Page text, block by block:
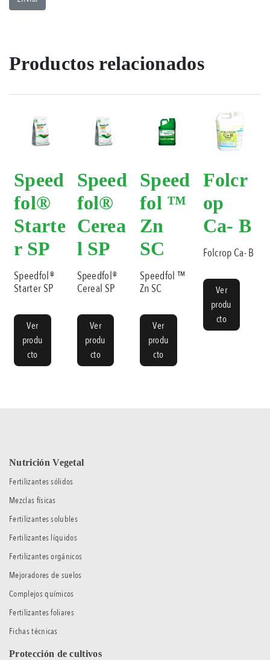
Productos relacionados
Speed
fol®
Starte
r SP
Speedfol®
Starter SP
Ver
produ
cto
Speed
fol®
Cerea
l SP
Speedfol®
Cereal SP
Ver
produ
cto
Speed
fol ™
Zn
SC
Speedfol ™
Zn SC
Ver
produ
cto
Folcr
op
Ca- B
Folcrop Ca- B
Ver
produ
cto
Nutrición Vegetal
Fertilizantes sólidos
Mezclas físicas
Fertilizantes solubles
Fertilizantes líquidos
Fertilizantes orgánicos
Mejoradores de suelos
Complejos químicos
Fertilizantes foliares
Fichas técnicas
Protección de cultivos